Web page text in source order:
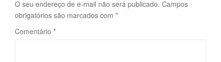
O seu endereço de e-mail não será publicado. Campos
obrigatórios são marcados com *
Comentário *